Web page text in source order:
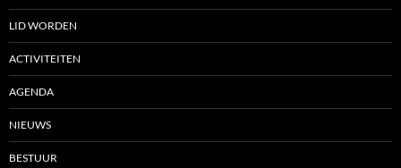
LID WORDEN
ACTIVITEITEN
AGENDA
NIEUWS
BESTUUR